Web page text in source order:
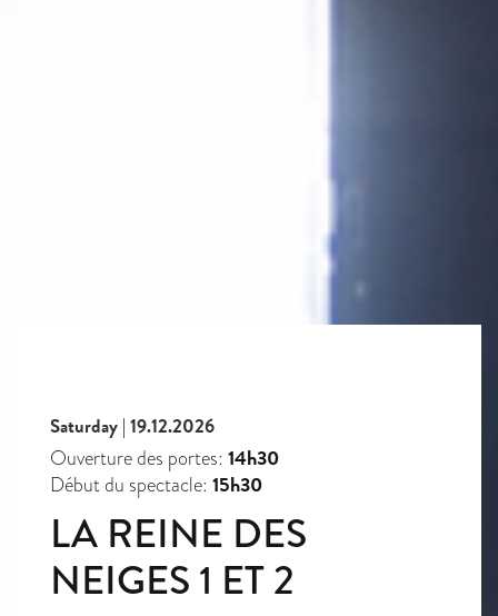
Saturday | 19.12.2026
Ouverture des portes: 14h30
Début du spectacle: 15h30
LA REINE DES
NEIGES 1 ET 2